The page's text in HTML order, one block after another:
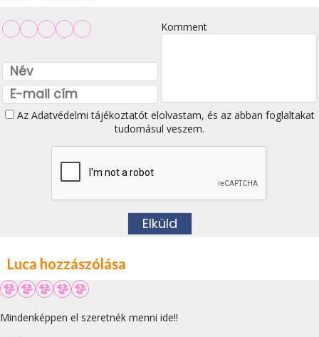
Komment
Az Adatvédelmi tájékoztatótelolvastam, és az abban foglaltakat
tudomásul veszem.
Luca hozzászólása
Mindenképpen el szeretnék menni ide!!